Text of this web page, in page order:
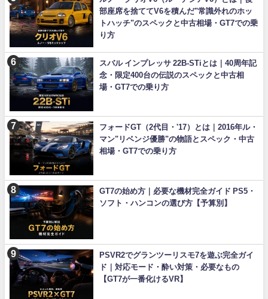
部座席を捨ててV6を積んだ"常識外れのホッ
トハッチ"のスペックと中古相場・GT7での乗
り方
スバル インプレッサ 22B-STiとは｜40周年記
念・限定400台の伝説のスペックと中古相
場・GT7での乗り方
フォードGT（2代目・'17）とは｜2016年ル・
マン"リベンジ優勝"の物語とスペック・中古
相場・GT7での乗り方
GT7の始め方｜必要な機材完全ガイド PS5・
ソフト・ハンコンの選び方【予算別】
PSVR2でグランツーリスモ7を遊ぶ完全ガイ
ド｜対応モード・酔い対策・必要なもの
【GT7が一番化けるVR】